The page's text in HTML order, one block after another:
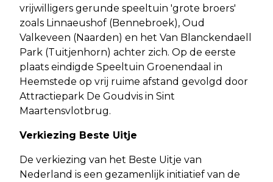
vrijwilligers gerunde speeltuin 'grote broers'
zoals Linnaeushof (Bennebroek), Oud
Valkeveen (Naarden) en het Van Blanckendaell
Park (Tuitjenhorn) achter zich. Op de eerste
plaats eindigde Speeltuin Groenendaal in
Heemstede op vrij ruime afstand gevolgd door
Attractiepark De Goudvis in Sint
Maartensvlotbrug.
Verkiezing Beste Uitje
De verkiezing van het Beste Uitje van
Nederland is een gezamenlijk initiatief van de